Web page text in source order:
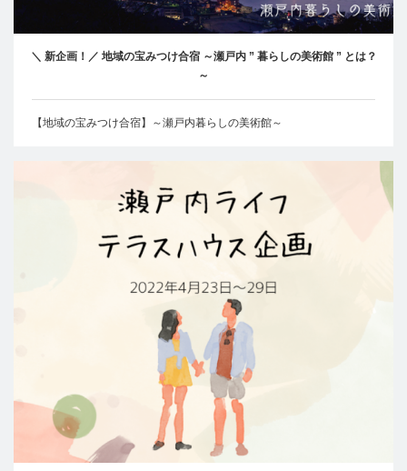
＼ 新企画！／ 地域の宝みつけ合宿 ～瀬戸内 ” 暮らしの美術館 ” とは？
～
【地域の宝みつけ合宿】～瀬戸内暮らしの美術館～